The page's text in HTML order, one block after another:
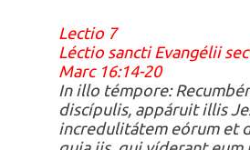
Lectio 7
Léctio sancti Evangélii
Marc 16:14-20
In illo témpore:
discípulis, appáruit illis
incredulitátem eórum et